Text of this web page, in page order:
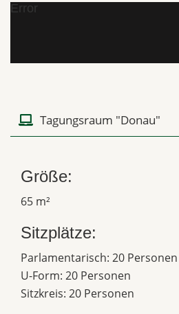
Error
Tagungsraum "Donau"
Größe:
65 m²
Sitzplätze:
Parlamentarisch: 20 Personen
U-Form: 20 Personen
Sitzkreis: 20 Personen